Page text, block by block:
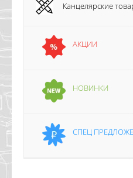
Канцелярские
АКЦИИ
НОВИНКИ
СПЕЦ